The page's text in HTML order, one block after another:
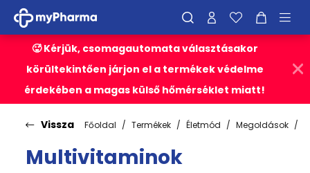
🥵 Kérjük, csomagautomata választásakor
körültekintően járjon el a termékek védelme
érdekében a magas külső hőmérséklet miatt!
Vissza Főoldal Termékek Életmód Megoldások
Multivitaminok